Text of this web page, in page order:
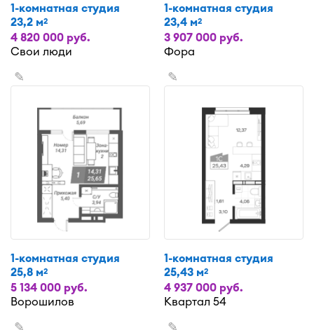
1-комнатная студия
23,2 м2
4 820 000 руб.
Свои люди
1-комнатная студия
23,4 м2
3 907 000 руб.
Фора
✎
1-комнатная студия
25,8 м2
5 134 000 руб.
Ворошилов
✎
1-комнатная студия
25,43 м2
4 937 000 руб.
Квартал 54